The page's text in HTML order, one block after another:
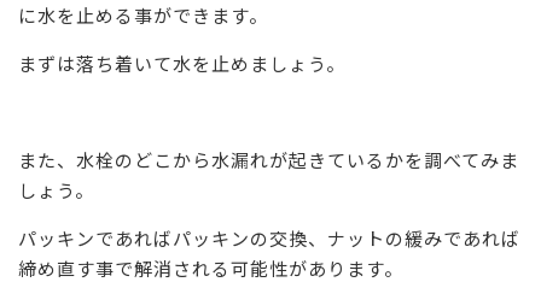
に水を止める事ができます。
まずは落ち着いて水を止めましょう。
また、水栓のどこから水漏れが起きているかを調べてみま
しょう。
パッキンであればパッキンの交換、ナットの緩みであれば
締め直す事で解消される可能性があります。